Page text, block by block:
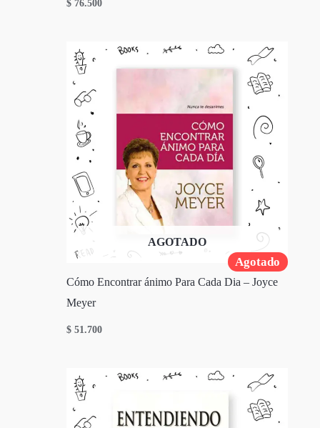
$ 76.500
Agotado
AGOTADO
Cómo Encontrar ánimo Para Cada Dia – Joyce
Meyer
$ 51.700